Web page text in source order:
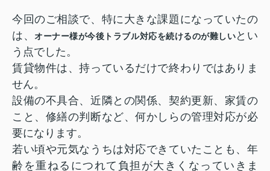
今回のご相談で、特に大きな課題になっていたの
は、オーナー様が今後トラブル対応を続けるのが難しいとい
う点でした。
賃貸物件は、持っているだけで終わりではありま
せん。
設備の不具合、近隣との関係、契約更新、家賃の
こと、修繕の判断など、何かしらの管理対応が必
要になります。
若い頃や元気なうちは対応できていたことも、年
齢を重ねるにつれて負担が大きくなっていきま